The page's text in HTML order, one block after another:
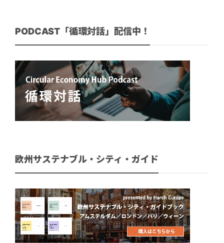
PODCAST「循環対話」配信中！
欧州サステナブル・シティ・ガイド